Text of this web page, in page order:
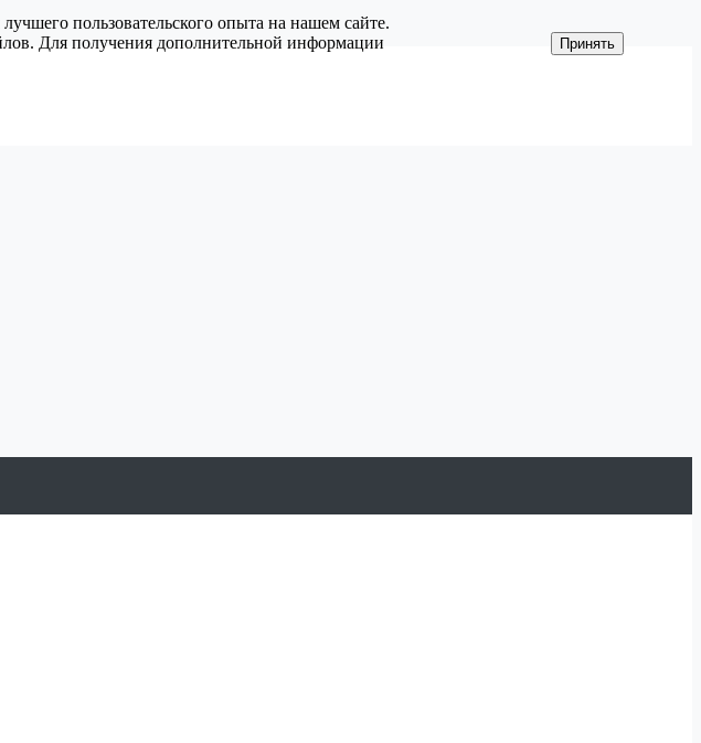
пользовательского опыта на нашем сайте.
Для получения дополнительной информации
Принять